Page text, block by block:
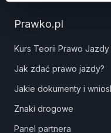
Prawko.pl
Kurs Teorii Prawo
Jak zdać prawo jazdy?
Jakie dokumenty i
Znaki drogowe
Panel partnera